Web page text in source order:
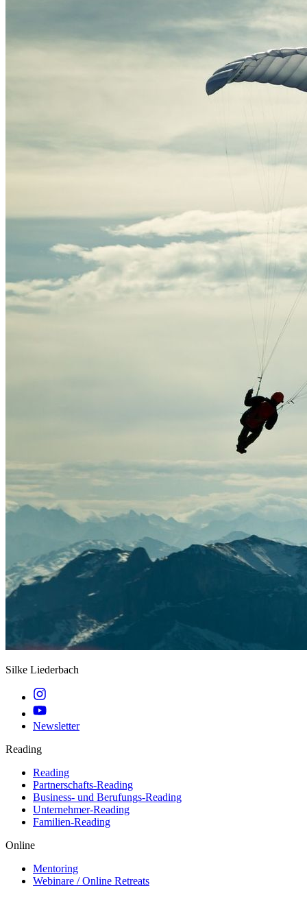
Silke Liederbach
Newsletter
Reading
Reading
Partnerschafts-Reading
Business- und Berufungs-Reading
Unternehmer-Reading
Familien-Reading
Online
Mentoring
Webinare / Online Retreats